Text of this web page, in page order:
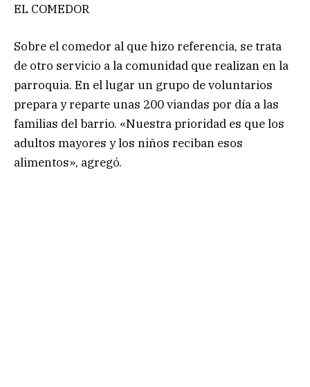
EL COMEDOR
Sobre el comedor al que hizo referencia, se trata
de otro servicio a la comunidad que realizan en la
parroquia. En el lugar un grupo de voluntarios
prepara y reparte unas 200 viandas por día a las
familias del barrio. «Nuestra prioridad es que los
adultos mayores y los niños reciban esos
alimentos», agregó.